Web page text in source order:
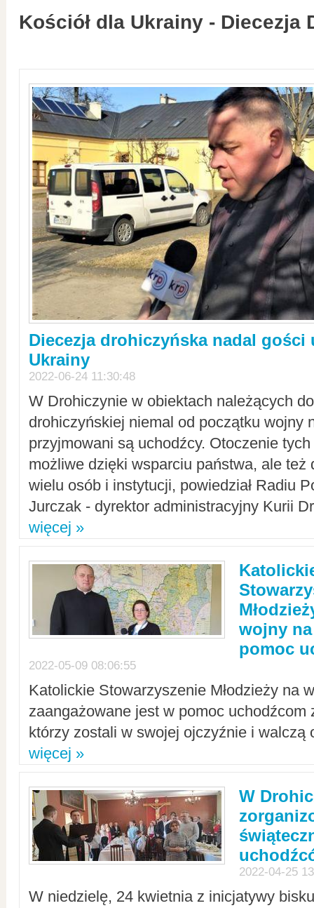
Kościół dla Ukrainy - Diecezja
Diecezja drohiczyńska nadal gości
Ukrainy
2022-06-24 11:30:48
W Drohiczynie w obiektach należących
drohiczyńskiej niemal od początku wojny
przyjmowani są uchodźcy. Otoczenie
możliwe dzięki wsparciu państwa, ale też
wielu osób i instytucji, powiedział Radiu
Jurczak - dyrektor administracyjny Kurii
więcej »
wojny
pomoc
2022-05-09 08:06:55
Katolickie Stowarzyszenie Młodzieży na
zaangażowane jest w pomoc uchodźcom
którzy zostali w swojej ojczyźnie i walczą
więcej »
W
2022-04-25
W niedzielę, 24 kwietnia z inicjatywy